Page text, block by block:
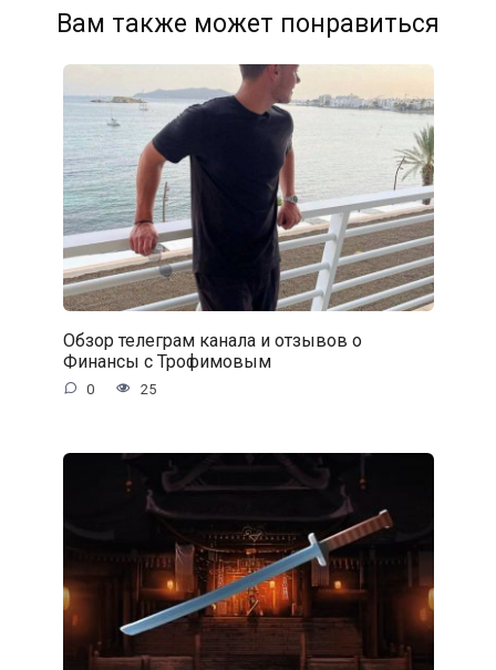
Вам также может понравиться
Обзор телеграм канала и отзывов о
Финансы с Трофимовым
0 25